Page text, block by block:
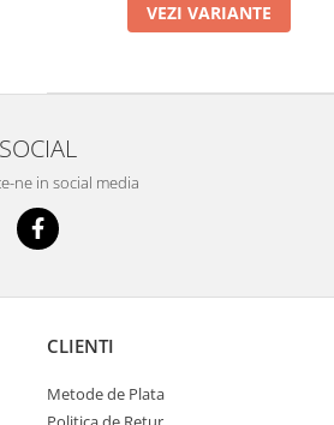
VEZI VARIANTE
SOCIAL
ne in social media
CLIENTI
Metode de Plata